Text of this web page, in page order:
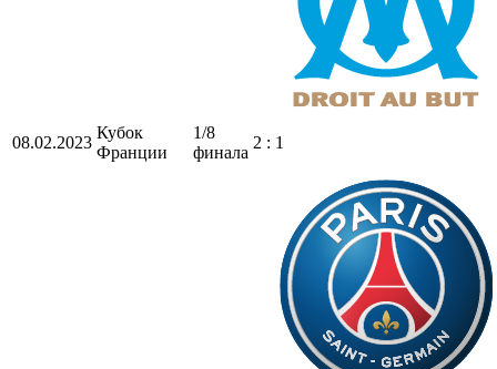
08.02.2023
Кубок
Франции
1/8
финала
2 : 1